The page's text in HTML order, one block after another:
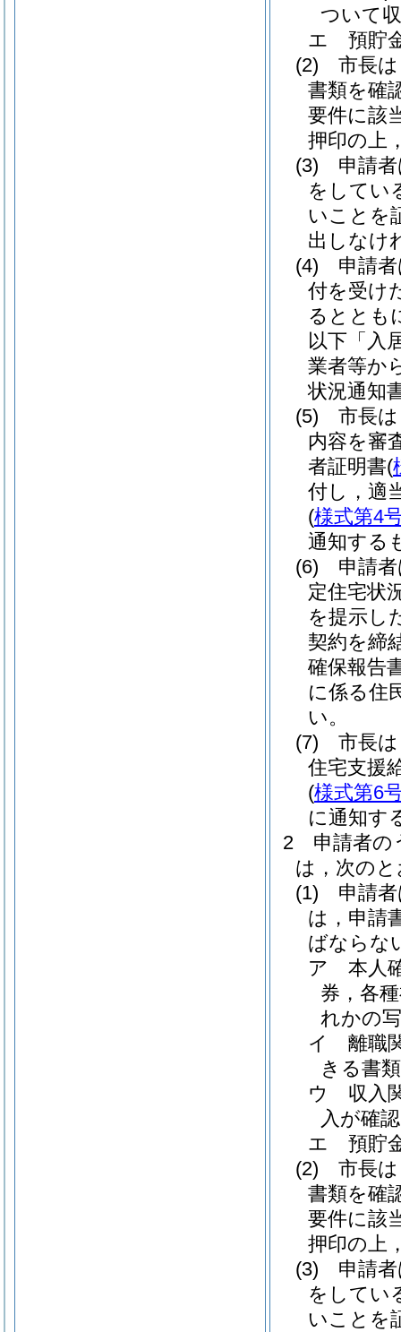
ついて
エ
預貯
(2)
市長
書類を確
要件に該
押印の上
(3)
申請
をしてい
いことを
出しなけ
(4)
申請
付を受け
るととも
以下「入
業者等か
状況通知
(5)
市長
内容を審
者証明書(
付し，適
(様式第4
通知する
(6)
申請
定住宅状
を提示し
契約を締
確保報告
に係る住
い。
(7)
市長
住宅支援
(様式第6
に通知す
2
申請者の
は，次の
(1)
申請
は，申請
ばならな
ア
本人
券，各
れかの
イ
離職
きる書
ウ
収入
入が確
エ
預貯
(2)
市長
書類を確
要件に該
押印の上
(3)
申請
をしてい
いことを